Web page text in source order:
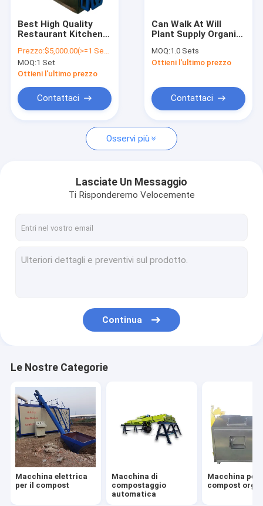
Macchina di compostaggio automatica
Macchina per il compost organico
Macchina di compostaggio dei rifiuti
Macchina per il compost biologico
Macchina per il compost di fertilizzanti
Macchine per il compost commerciale
Best High Quality
Restaurant Kitchen
Waste Composting
Machine Organic
Waste Food Waste
Prezzo:$5,000.00(>=1 Sets)
MOQ:1 Set
Ottieni l'ultimo prezzo
Contattaci
Can Walk At Will
Plant Supply Organic
Auger Compost
Turner
MOQ:1.0 Sets
Ottieni l'ultimo prezzo
Contattaci
Osservi più
Lasciate Un Messaggio
Ti Risponderemo Velocemente
Continua
Le Nostre Categorie
Macchina elettrica
per il compost
Macchina di
compostaggio
automatica
Macchina per
compost